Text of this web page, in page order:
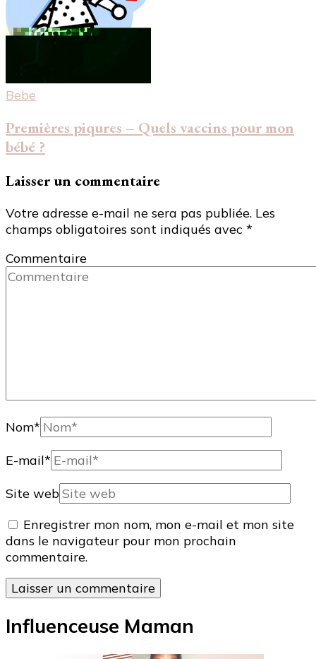
Bebe
Premières piqures – Quels vaccins pour mon
bébé ?
Laisser un commentaire
Votre adresse e-mail ne sera pas publiée. Les
champs obligatoires sont indiqués avec *
Commentaire
Nom*
E-mail*
Site web
Enregistrer mon nom, mon e-mail et mon site
dans le navigateur pour mon prochain
commentaire.
Influenceuse Maman